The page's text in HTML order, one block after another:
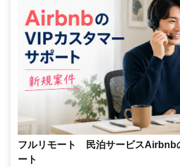
フルリモート 民泊サービスAirbnb
ート